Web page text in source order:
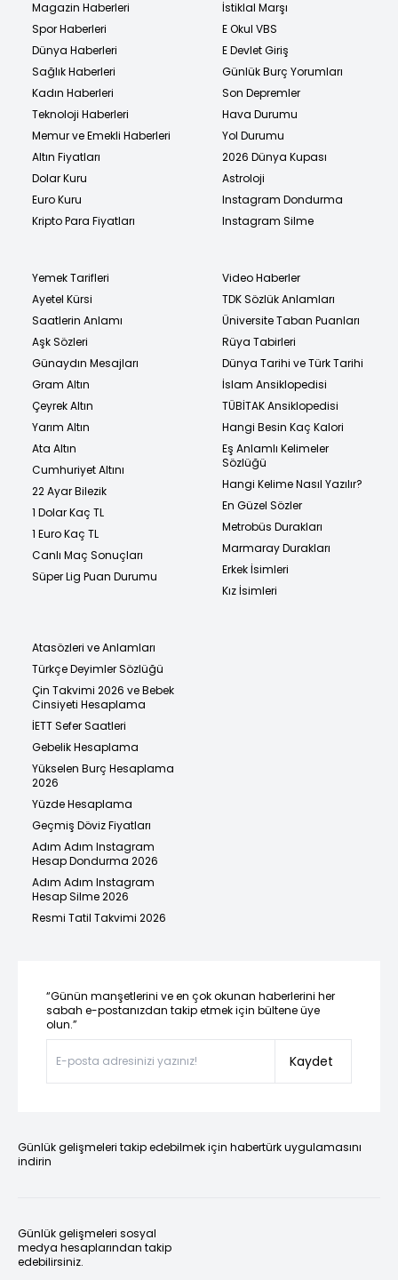
Magazin Haberleri
Spor Haberleri
Dünya Haberleri
Sağlık Haberleri
Kadın Haberleri
Teknoloji Haberleri
Memur ve Emekli Haberleri
Altın Fiyatları
Dolar Kuru
Euro Kuru
Kripto Para Fiyatları
İstiklal Marşı
E Okul VBS
E Devlet Giriş
Günlük Burç Yorumları
Son Depremler
Hava Durumu
Yol Durumu
2026 Dünya Kupası
Astroloji
Instagram Dondurma
Instagram Silme
Yemek Tarifleri
Ayetel Kürsi
Saatlerin Anlamı
Aşk Sözleri
Günaydın Mesajları
Gram Altın
Çeyrek Altın
Yarım Altın
Ata Altın
Cumhuriyet Altını
22 Ayar Bilezik
1 Dolar Kaç TL
1 Euro Kaç TL
Canlı Maç Sonuçları
Süper Lig Puan Durumu
Video Haberler
TDK Sözlük Anlamları
Üniversite Taban Puanları
Rüya Tabirleri
Dünya Tarihi ve Türk Tarihi
İslam Ansiklopedisi
TÜBİTAK Ansiklopedisi
Hangi Besin Kaç Kalori
Eş Anlamlı Kelimeler
Sözlüğü
Hangi Kelime Nasıl Yazılır?
En Güzel Sözler
Metrobüs Durakları
Marmaray Durakları
Erkek İsimleri
Kız İsimleri
Atasözleri ve Anlamları
Türkçe Deyimler Sözlüğü
Çin Takvimi 2026 ve Bebek
Cinsiyeti Hesaplama
İETT Sefer Saatleri
Gebelik Hesaplama
Yükselen Burç Hesaplama
2026
Yüzde Hesaplama
Geçmiş Döviz Fiyatları
Adım Adım Instagram
Hesap Dondurma 2026
Adım Adım Instagram
Hesap Silme 2026
Resmi Tatil Takvimi 2026
“Günün manşetlerini ve en çok okunan haberlerini her
sabah e-postanızdan takip etmek için bültene üye
olun.”
Kaydet
Günlük gelişmeleri takip edebilmek için habertürk uygulamasını
indirin
Günlük gelişmeleri sosyal
medya hesaplarından takip
edebilirsiniz.